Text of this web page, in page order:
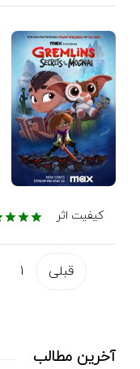
آخرین مطالب
کیفیت اثر
قبلی 1